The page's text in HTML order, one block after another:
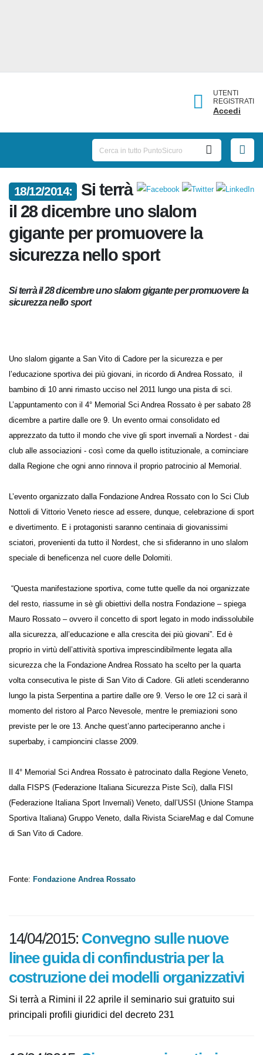
UTENTI
REGISTRATI
Accedi
18/12/2014:
Si
terrà il 28 dicembre uno slalom
gigante per promuovere la
sicurezza nello sport
Si terrà il 28 dicembre uno slalom gigante per promuovere
la sicurezza nello sport
Uno slalom gigante a San Vito di Cadore per la sicurezza e per
l’educazione sportiva dei più giovani, in ricordo di Andrea Rossato, il
bambino di 10 anni rimasto ucciso nel 2011 lungo una pista di sci.
L’appuntamento con il 4° Memorial Sci Andrea Rossato è per sabato
28 dicembre a partire dalle ore 9. Un evento ormai consolidato ed
apprezzato da tutto il mondo che vive gli sport invernali a Nordest -
dai club alle associazioni - così come da quello istituzionale, a
cominciare dalla Regione che ogni anno rinnova il proprio patrocinio al
L’evento organizzato dalla Fondazione Andrea Rossato con lo Sci Club
Nottoli di Vittorio Veneto riesce ad essere, dunque, celebrazione di
sport e divertimento. E i protagonisti saranno centinaia di giovanissimi
sciatori, provenienti da tutto il Nordest, che si sfideranno in uno
“Questa manifestazione sportiva, come tutte quelle da noi
organizzate del resto, riassume in sè gli obiettivi della nostra
Fondazione – spiega Mauro Rossato – ovvero il concetto di sport
legato in modo indissolubile alla sicurezza, all’educazione e alla crescita
dei più giovani”. Ed è proprio in virtù dell’attività sportiva
imprescindibilmente legata alla sicurezza che la Fondazione Andrea
Rossato ha scelto per la quarta volta consecutiva le piste di San Vito di
Cadore. Gli atleti scenderanno lungo la pista Serpentina a partire dalle
ore 9. Verso le ore 12 ci sarà il momento del ristoro al Parco Nevesole,
mentre le premiazioni sono previste per le ore 13. Anche quest’anno
Il 4° Memorial Sci Andrea Rossato è patrocinato dalla Regione Veneto,
dalla FISPS (Federazione Italiana Sicurezza Piste Sci), dalla FISI
(Federazione Italiana Sport Invernali) Veneto, dall’USSI (Unione
Stampa Sportiva Italiana) Gruppo Veneto, dalla Rivista SciareMag e dal
14/04/2015:Convegno sulle nuove
linee guida di confindustria per la
costruzione dei modelli
organizzativi
principali profili giuridici del decreto 231